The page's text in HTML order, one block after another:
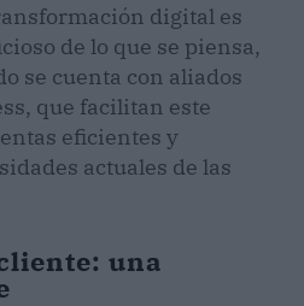
digital es
de lo que se piensa,
se cuenta con aliados
que facilitan este
eficientes y
actuales de las
una